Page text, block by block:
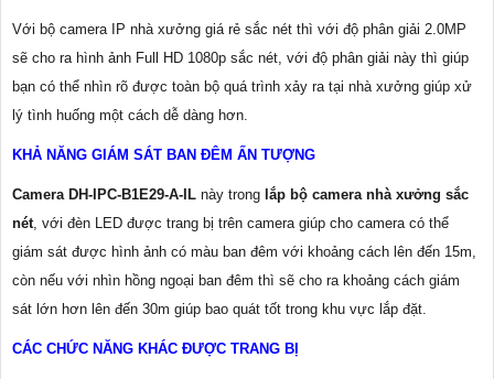
Với bộ camera IP nhà xưởng giá rẻ sắc nét thì với độ phân giải 2.0MP
sẽ cho ra hình ảnh Full HD 1080p sắc nét, với độ phân giải này thì giúp
bạn có thể nhìn rõ được toàn bộ quá trình xảy ra tại nhà xưởng giúp xử
lý tình huống một cách dễ dàng hơn.
KHẢ NĂNG GIÁM SÁT BAN ĐÊM ẤN TƯỢNG
Camera DH-IPC-B1E29-A-IL này trong lắp bộ camera nhà xưởng sắc
nét, với đèn LED được trang bị trên camera giúp cho camera có thể
giám sát được hình ảnh có màu ban đêm với khoảng cách lên đến 15m,
còn nếu với nhìn hồng ngoại ban đêm thì sẽ cho ra khoảng cách giám
sát lớn hơn lên đến 30m giúp bao quát tốt trong khu vực lắp đặt.
CÁC CHỨC NĂNG KHÁC ĐƯỢC TRANG BỊ